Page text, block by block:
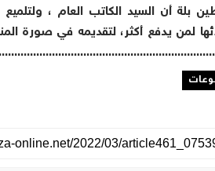
بلة أن السيد الكاتب العام ،
لمن يدفع أكثر، لتقديمه في صورة